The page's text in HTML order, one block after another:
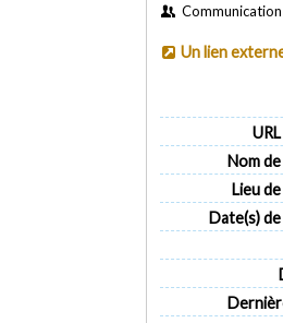
Un lien
Nom
Lieu
Date(s)